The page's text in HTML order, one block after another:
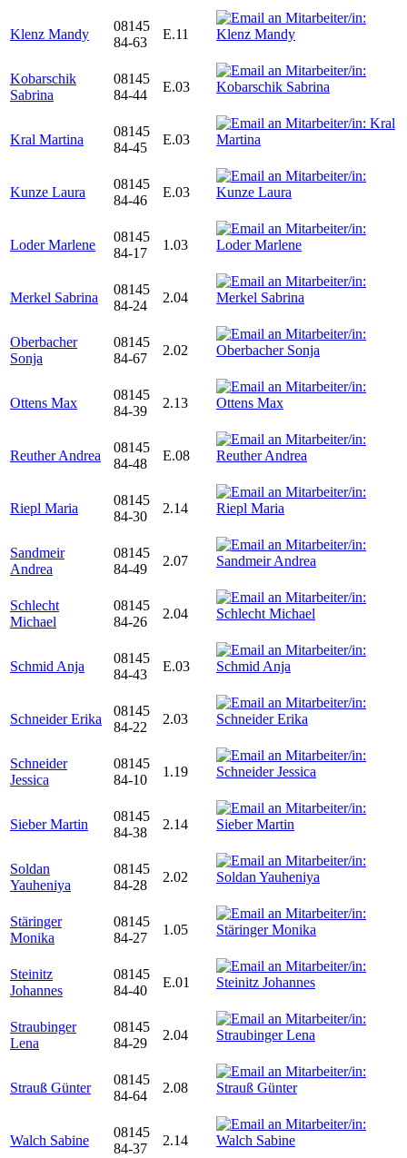
Klenz Mandy
08145
84-63
E.11
Kobarschik
Sabrina
08145
84-44
E.03
Kral Martina
08145
84-45
E.03
Kunze Laura
08145
84-46
E.03
Loder Marlene
08145
84-17
1.03
Merkel Sabrina
08145
84-24
2.04
Oberbacher
Sonja
08145
84-67
2.02
Ottens Max
08145
84-39
2.13
Reuther Andrea
08145
84-48
E.08
Riepl Maria
08145
84-30
2.14
Sandmeir
Andrea
08145
84-49
2.07
Schlecht
Michael
08145
84-26
2.04
Schmid Anja
08145
84-43
E.03
Schneider Erika
08145
84-22
2.03
Schneider
Jessica
08145
84-10
1.19
Sieber Martin
08145
84-38
2.14
Soldan
Yauheniya
08145
84-28
2.02
Stäringer
Monika
08145
84-27
1.05
Steinitz
Johannes
08145
84-40
E.01
Straubinger
Lena
08145
84-29
2.04
Strauß Günter
08145
84-64
2.08
Walch Sabine
08145
84-37
2.14